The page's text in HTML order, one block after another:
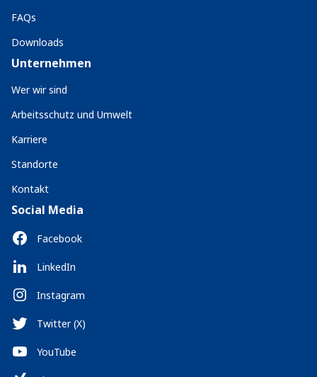
FAQs
Downloads
Unternehmen
Wer wir sind
Arbeitsschutz und Umwelt
Karriere
Standorte
Kontakt
Social Media
Facebook
LinkedIn
Instagram
Twitter (X)
YouTube